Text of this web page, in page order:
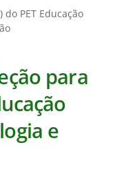
PET Educação
para
e